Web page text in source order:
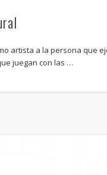
artista a la persona que
juegan con las …